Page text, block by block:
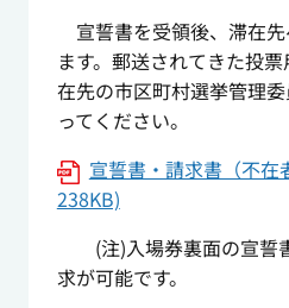
宣誓書を受領後、滞在
ます。郵送されてきた投
在先の市区町村選挙管理
ってください。
宣誓書・請求書（不在
238KB)
(注)入場券裏面の宣誓
求が可能です。